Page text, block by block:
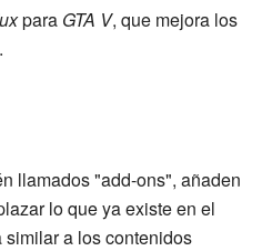
para GTA V, que mejora los
llamados "add-ons", añaden
lo que ya existe en el
a los contenidos